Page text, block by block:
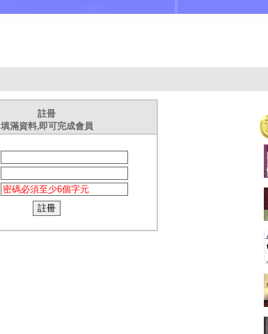
註冊
填滿資料,即可完成會員